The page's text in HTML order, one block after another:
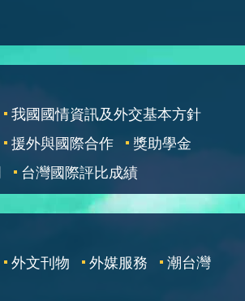
我國國情資訊及外交基本方針
援外與國際合作
獎助學金
台灣國際評比成績
外文刊物 外媒服務 潮台灣